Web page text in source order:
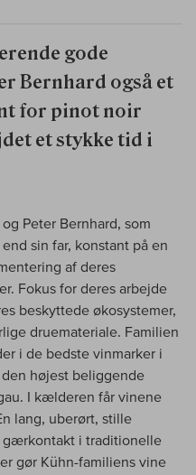
gode
Bernhard også et
for pinot noir
et stykke tid i
Peter Bernhard, som
sin far, konstant på en
af deres
Fokus for deres arbejde
beskyttede økosystemer,
druemateriale. Familien
i de bedste vinmarker i
højest beliggende
I kælderen får vinene
lang, uberørt, stille
gærkontakt i traditionelle
gør Kühn-familiens vine